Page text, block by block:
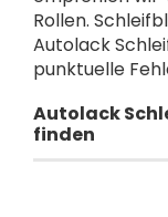
Rollen.
Autolack
punktuelle
Autolack
finden